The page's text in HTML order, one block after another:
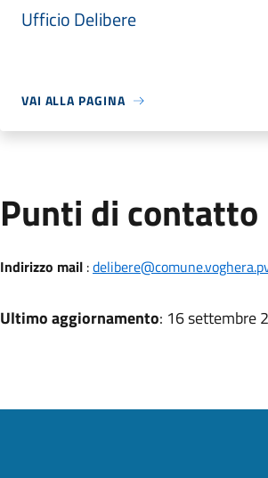
Ufficio Delibere
VAI ALLA PAGINA
Punti di contatto
Indirizzo mail:
Ultimo aggiornamento: 16 settembre